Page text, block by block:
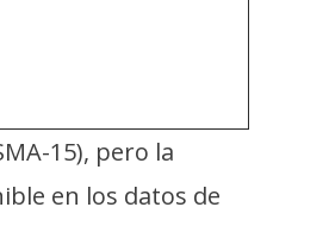
15), pero la
en los datos de